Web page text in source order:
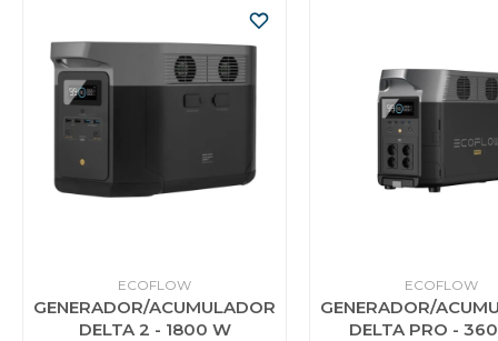
ECOFLOW
GENERADOR/ACUMULADOR
DELTA 2 - 1800 W
ECOFLOW
GENERADOR/
DELTA PRO -